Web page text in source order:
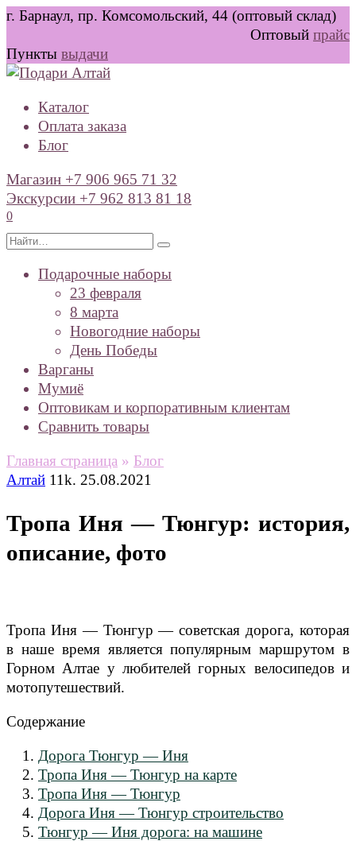
Перейти
содержанию
г. Барнаул, пр. Комсомольский, 44 (оптовый склад)
Оптовый прайс
Пункты выдачи
Каталог
Оплата заказа
Блог
Магазин +7 906 965 71 32
Экскурсии +7 962 813 81 18
0
Search
Подарочные наборы
23 февраля
8 марта
Новогодние наборы
День Победы
Варганы
Мумиё
Оптовикам и корпоративным клиентам
Сравнить товары
Главная страница » Блог
Алтай 11k. 25.08.2021
Тропа Иня — Тюнгур: история,
описание, фото
Тропа Иня — Тюнгур — советская дорога, которая
в наше время является популярным маршрутом в
Горном Алтае у любителей горных велосипедов и
мотопутешествий.
Содержание
Дорога Тюнгур — Иня
Тропа Иня — Тюнгур на карте
Тропа Иня — Тюнгур
Дорога Иня — Тюнгур строительство
Тюнгур — Иня дорога: на машине